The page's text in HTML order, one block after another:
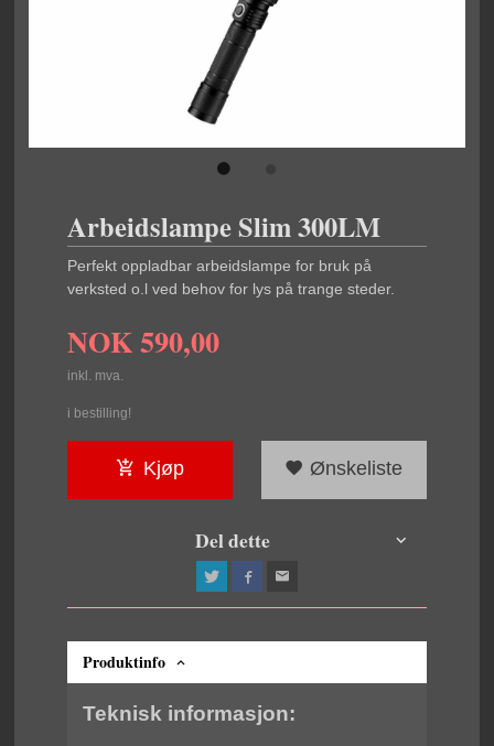
Arbeidslampe Slim 300LM
Perfekt oppladbar arbeidslampe for bruk på
verksted o.l ved behov for lys på trange steder.
NOK590,00
inkl. mva.
i bestilling!
Kjøp Ønskeliste
Del dette
Produktinfo
Teknisk informasjon: